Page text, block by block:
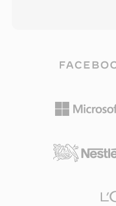
parlato occupa
archiviazione e
libgsm e SoX
panorama
favorito
costantemente
all&#039;MP3,
kbps. Il formato
255 canali,
giochi, le